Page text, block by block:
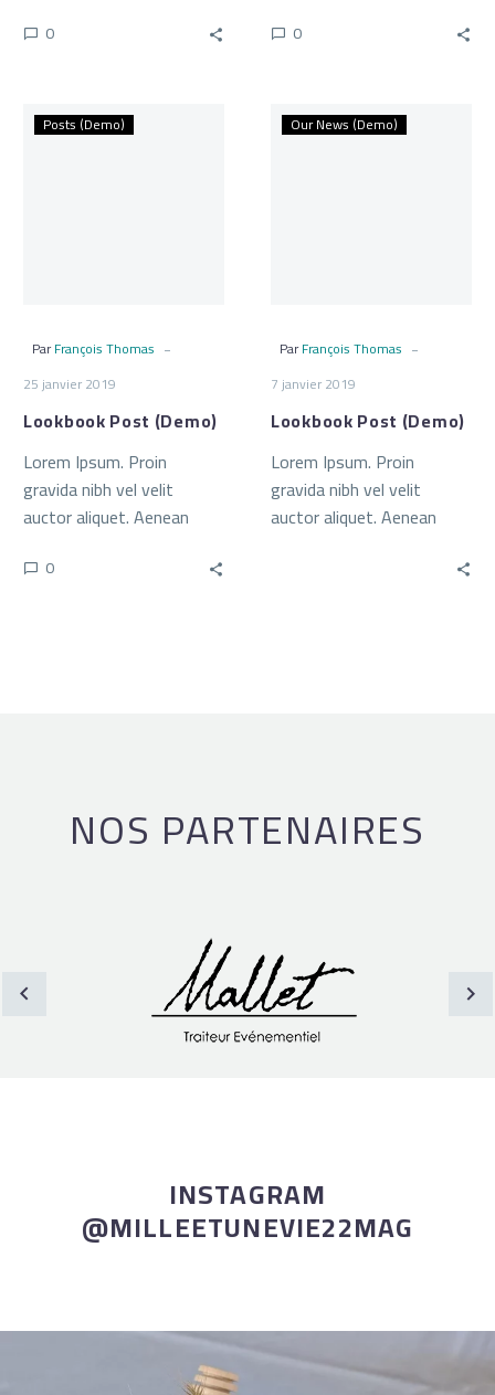
bibendum auctor, nisi elit
0
bibendum auctor, nisi elit
0
Lookbook
Post
Posts (Demo)
ParFrançois Thomas -
25 janvier 2019
Lookbook Post (Demo)
Lorem Ipsum. Proin
gravida nibh vel velit
auctor aliquet. Aenean
bibendum auctor, nisi elit
0
Lookbook
Post
Our News (Demo)
ParFrançois Thomas -
7 janvier 2019
Lookbook Post (Demo)
Lorem Ipsum. Proin
gravida nibh vel velit
auctor aliquet. Aenean
NOS PARTENAIRES
INSTAGRAM
@MILLEETUNEVIE22MAG